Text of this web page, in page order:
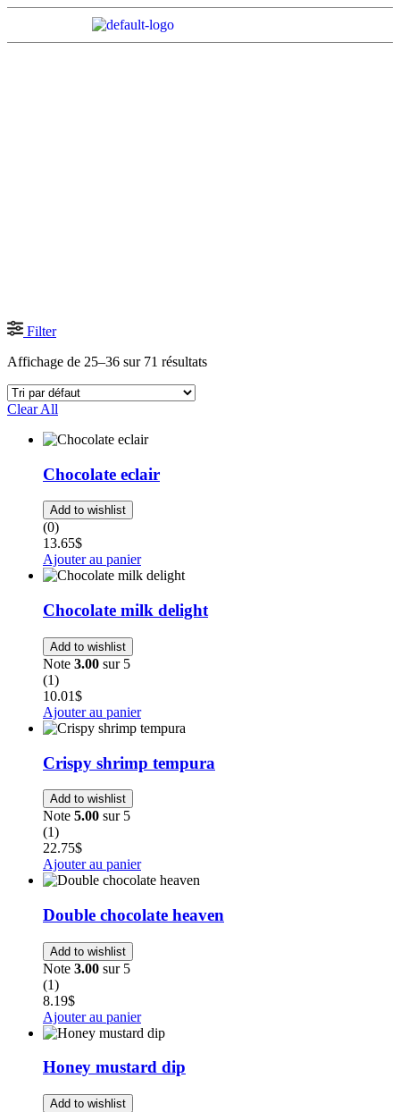
Filter
Affichage de 25–36 sur 71 résultats
Clear All
Chocolate eclair
Add to wishlist
(0)
13.65$
Ajouter au panier
Chocolate milk delight
Add to wishlist
Note 3.00 sur 5
(1)
10.01$
Ajouter au panier
Crispy shrimp tempura
Add to wishlist
Note 5.00 sur 5
(1)
22.75$
Ajouter au panier
Double chocolate heaven
Add to wishlist
Note 3.00 sur 5
(1)
8.19$
Ajouter au panier
Honey mustard dip
Add to wishlist